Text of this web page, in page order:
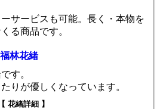
サービスも可能。長く・本物を
る商品です。
林花緒
す。
りが優しくなっています。
【 花緒詳細 】